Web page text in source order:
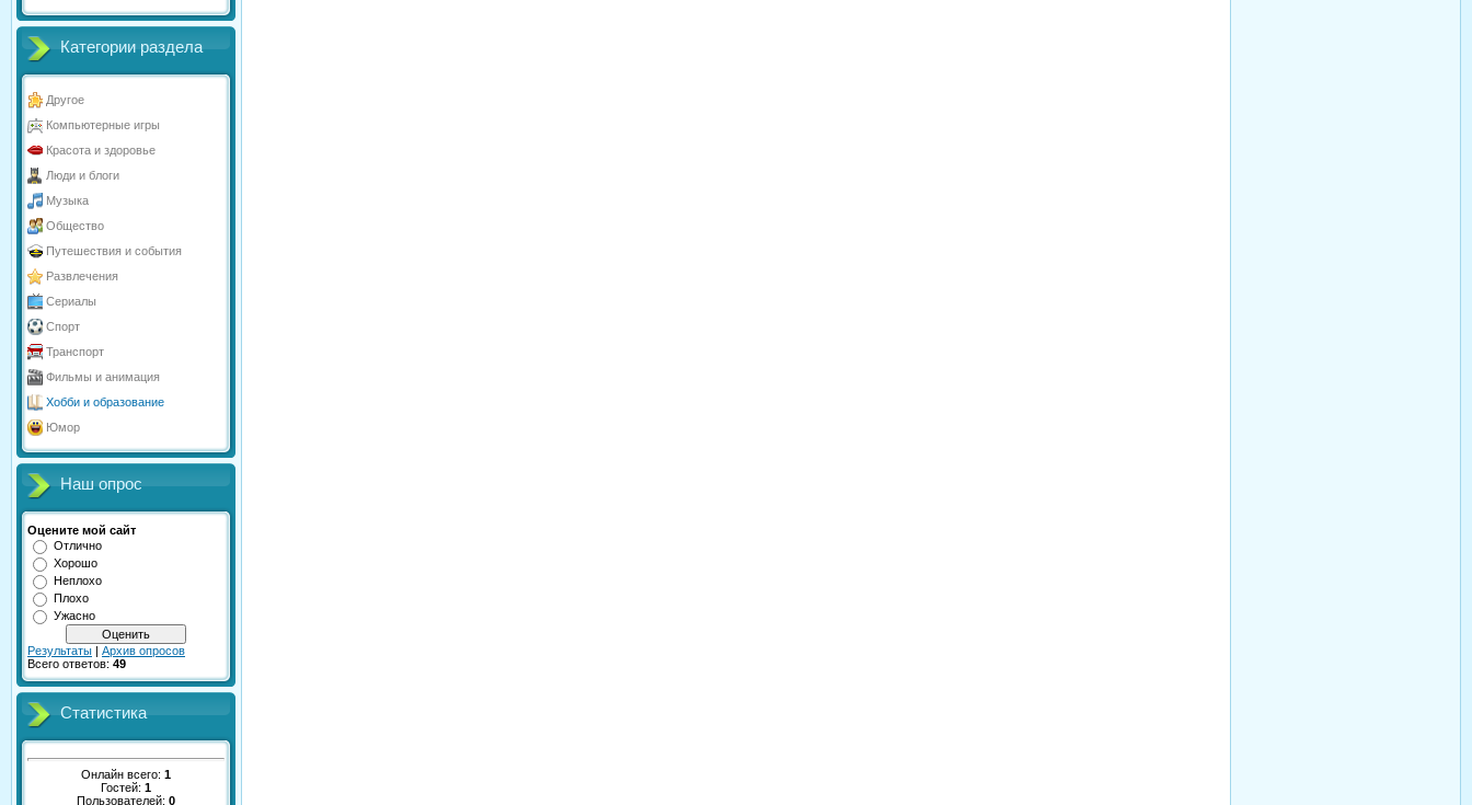
Категории раздела
Другое
Компьютерные игры
Красота и здоровье
Люди и блоги
Музыка
Общество
Путешествия и события
Развлечения
Сериалы
Спорт
Транспорт
Фильмы и анимация
Хобби и образование
Юмор
Наш опрос
Оцените мой сайт
Отлично
Хорошо
Неплохо
Плохо
Ужасно
Результаты | Архив опросов
Всего ответов: 49
Статистика
Онлайн всего: 1
Гостей: 1
Пользователей: 0